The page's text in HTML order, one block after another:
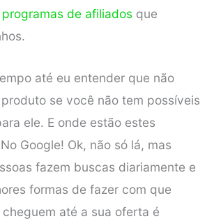
de afiliados que
até eu entender que não
se você não tem possíveis
ele. E onde estão estes
Google! Ok, não só lá, mas
fazem buscas diariamente e
formas de fazer com que
até a sua oferta é